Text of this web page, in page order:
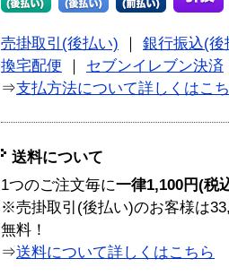
売掛取引(後払い)
銀行振込(後
換宅配便
セブンイレブン決済
⇒支払方法について詳しくはこ
送料について
1つのご注文毎に一律1,100円(税
※売掛取引(後払い)のお客様は
無料！
⇒送料について詳しくはこちら